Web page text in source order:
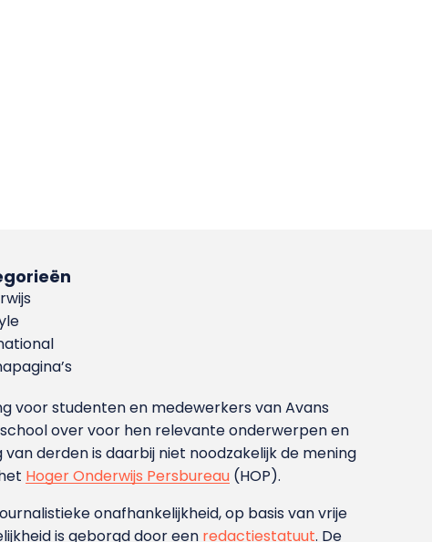
voor studenten en medewerkers van Avans
over voor hen relevante onderwerpen en
derden is daarbij niet noodzakelijk de mening
Hoger Onderwijs Persbureau (HOP).
onafhankelijkheid, op basis van vrije
is geborgd door een redactiestatuut. De